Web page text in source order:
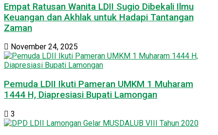
Empat Ratusan Wanita LDII Sugio Dibekali Ilmu
Keuangan dan Akhlak untuk Hadapi Tantangan
Zaman
November 24, 2025
Pemuda LDII Ikuti Pameran UMKM 1 Muharam
1444 H, Diapresiasi Bupati Lamongan
3